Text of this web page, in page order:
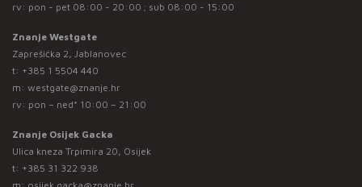
rv: pon - pet 08:00 - 20:00 ; sub 08:00 - 15:00
Znanje Westgate
Zaprešićka 2, Jablanovec
t: +385 1 5504 440
m: westgate@znanje.hr
rv: pon – ned* 10:00 – 21:00
Znanje Osijek Gacka
Ulica kneza Trpimira 20, Osijek
t: +385 31 322 938